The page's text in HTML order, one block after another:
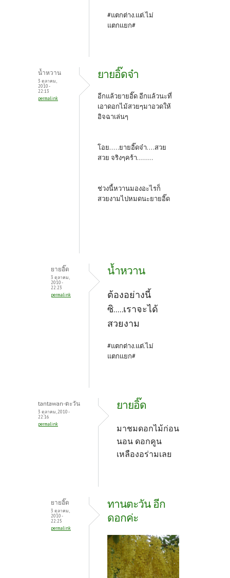
#แตกต่าง.แต่.ไม่
แตกแยก#
น้ำหวาน
3 ตุลาคม,
2010 -
22:13
permalink
ยายอิ๊ดจ๋า
อีกแล้วยายอิ๊ด อีกแล้วนะที่
เอาดอกไม้สวยๆมาอวดให้
อิจฉาเล่นๆ
โอย.....ยายอิ๊ดจ๋า....สวย
สวย จริงๆคร้า........
ช่วงนี้หวานมองอะไรก็
สวยงามไปหมดนะยายอิ๊ด
ยายอิ๊ด
3 ตุลาคม,
2010 -
22:23
permalink
น้ำหวาน
ต้องอย่างนี้
ซิ.....เราจะได้
สวยงาม
#แตกต่าง.แต่.ไม่
แตกแยก#
tantawan-ตะวัน
3 ตุลาคม, 2010 -
22:16
permalink
ยายอิ๊ด
มาชมดอกไม้ก่อน
นอน ดอกคูน
เหลืองอร่ามเลย
ยายอิ๊ด
3 ตุลาคม,
2010 -
22:25
permalink
ทานตะวัน อีก
ดอกค่ะ